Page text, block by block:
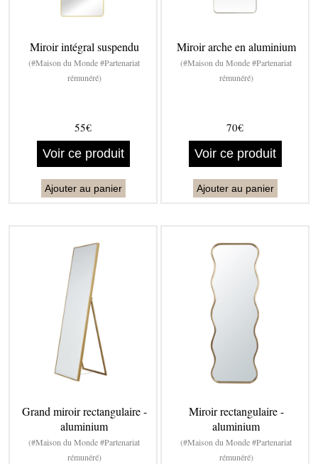
Miroir intégral suspendu
(#Maison du Monde #Partenariat
rémunéré)
55€
Voir ce produit
Ajouter au panier
Miroir arche en aluminium
(#Maison du Monde #Partenariat
rémunéré)
70€
Voir ce produit
Ajouter au panier
Grand miroir rectangulaire -
aluminium
(#Maison du Monde #Partenariat
rémunéré)
Miroir rectangulaire -
aluminium
(#Maison du Monde #Partenariat
rémunéré)